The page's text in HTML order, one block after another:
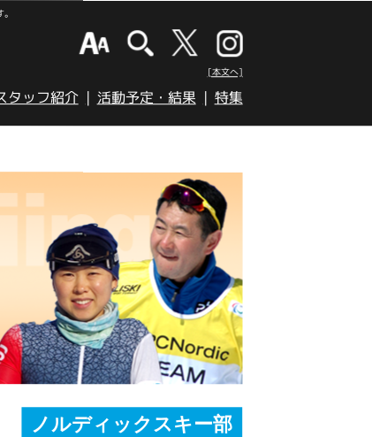
[本文へ]
タッフ紹介 活動予定・結果 特集
ノルディックスキー部